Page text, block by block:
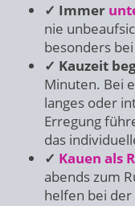
✓ Immer
nie
besonders
✓ Kauzeit
Minuten. Bei
langes oder
Erregung
das
✓ Kauen als
abends zum
helfen bei der